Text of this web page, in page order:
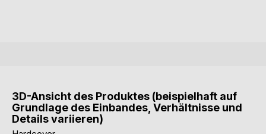
3D-Ansicht des Produktes (beispielhaft auf
Grundlage des Einbandes, Verhältnisse und
Details variieren)